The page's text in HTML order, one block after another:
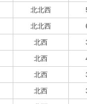
北北西
北北西
北西
北西
北西
北西